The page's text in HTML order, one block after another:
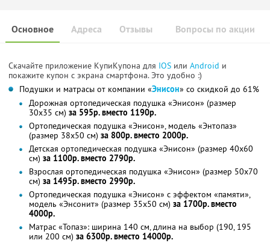
Основное Отзывы Вопросы по акции
Адреса
Скачайте приложение КупиКупона для IOS или Android и
покажите купон с экрана смартфона. Это удобно :)
Подушки и матрасы от компании «Энисон» со скидкой до 61%
Дорожная ортопедическая подушка «Энисон» (размер
30х35 см) за 595р. вместо 1190р.
Ортопедическая подушка «Энисон», модель «Энтопаз»
(размер 38х50 см) за 800р. вместо 2000р.
Детская ортопедическая подушка «Энисон» (размер 40х60
см) за 1100р. вместо 2790р.
Взрослая ортопедическая подушка «Энисон» (размер 50х70
см) за 1495р. вместо 2990р.
Ортопедическая подушка «Энисон» с эффектом «памяти»,
модель «Энсонит» (размер 35х50 см) за 1700р. вместо
4000р.
Матрас «Топаз»: ширина 140 см, длина на выбор (190, 195
или 200 см) за 6300р. вместо 14000р.